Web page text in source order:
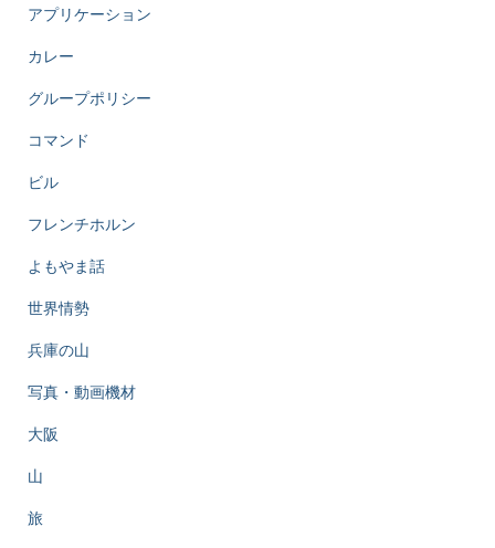
アプリケーション
カレー
グループポリシー
コマンド
ビル
フレンチホルン
よもやま話
世界情勢
兵庫の山
写真・動画機材
大阪
山
旅